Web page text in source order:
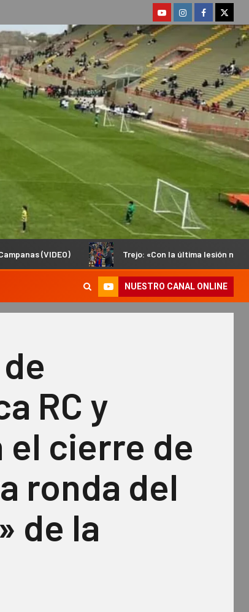
Trejo: «Con la última lesión no podía volver a pisar una
NUESTRO CANAL ONLINE
RC y
el cierre de
ronda del
de la